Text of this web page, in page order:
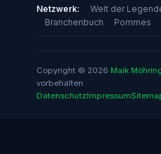
Netzwerk: Welt der
Branchenbuch
Pommes
Copyright © 2026 Maik
vorbehalten
DatenschutzImpressum